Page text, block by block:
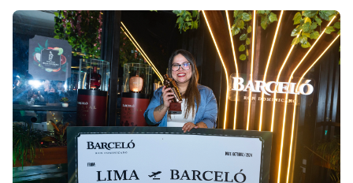
Design
With
Shroff
Templates